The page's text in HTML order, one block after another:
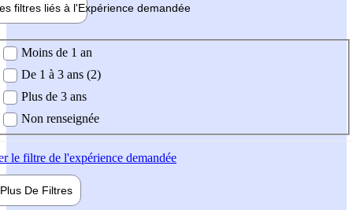
filtres liés à l'Expérience demandée
demandée
Moins de 1 an
De 1 à 3 ans (2)
Plus de 3 ans
Non renseignée
le filtre de l'expérience demandée
Plus De Filtres